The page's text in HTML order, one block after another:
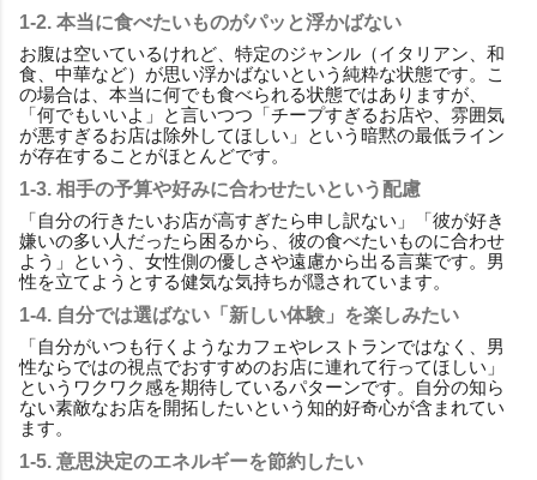
1-2. 本当に食べたいものがパッと浮かばない
お腹は空いているけれど、特定のジャンル（イタリアン、和
食、中華など）が思い浮かばないという純粋な状態です。こ
の場合は、本当に何でも食べられる状態ではありますが、
「何でもいいよ」と言いつつ「チープすぎるお店や、雰囲気
が悪すぎるお店は除外してほしい」という暗黙の最低ライン
が存在することがほとんどです。
1-3. 相手の予算や好みに合わせたいという配慮
「自分の行きたいお店が高すぎたら申し訳ない」「彼が好き
嫌いの多い人だったら困るから、彼の食べたいものに合わせ
よう」という、女性側の優しさや遠慮から出る言葉です。男
性を立てようとする健気な気持ちが隠されています。
1-4. 自分では選ばない「新しい体験」を楽しみたい
「自分がいつも行くようなカフェやレストランではなく、男
性ならではの視点でおすすめのお店に連れて行ってほしい」
というワクワク感を期待しているパターンです。自分の知ら
ない素敵なお店を開拓したいという知的好奇心が含まれてい
ます。
1-5. 意思決定のエネルギーを節約したい